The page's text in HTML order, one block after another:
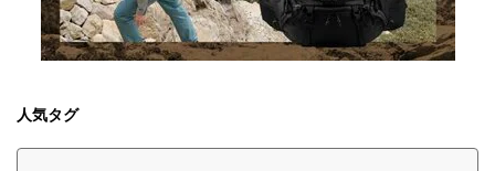
人気タグ